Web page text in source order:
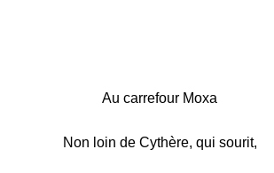
Au carrefour Moxa
Non loin de Cythère, qui sourit,